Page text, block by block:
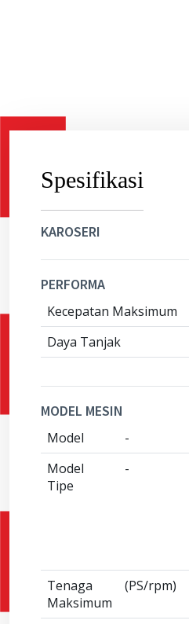
Spesifikasi
KAROSERI
PERFORMA
Kecepatan Maksimum
Daya Tanjak
MODEL MESIN
Model -
Model
Tipe
-
Tenaga
Maksimum
(PS/rpm)